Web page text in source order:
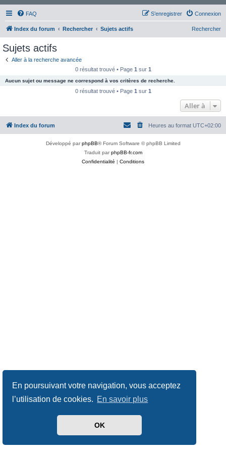
En poursuivant votre navigation, vous acceptez
l’utilisation de cookies. En savoir plus
OK
FAQ Connexion
S’enregistrer
Index du forum Rechercher Sujets actifs Rechercher
Sujets actifs
Aller à la recherche avancée
0 résultat trouvé • Page 1 sur 1
Aucun sujet ou message ne correspond à vos critères de recherche.
0 résultat trouvé • Page 1 sur 1
Aller à
Index du forum Heures au format UTC+02:00
Développé parphpBB® Forum Software © phpBB Limited
Traduit parphpBB-fr.com
Confidentialité | Conditions